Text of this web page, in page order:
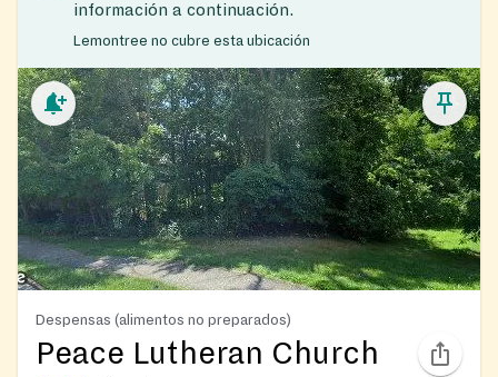
información a continuación.
Lemontree no cubre esta ubicación
Despensas (alimentos no preparados)
Peace Lutheran Church